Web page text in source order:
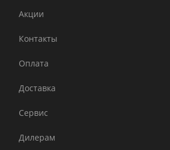
Акции
Контакты
Оплата
Доставка
Сервис
Дилерам